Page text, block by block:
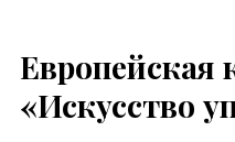
Европейская
«Искусство